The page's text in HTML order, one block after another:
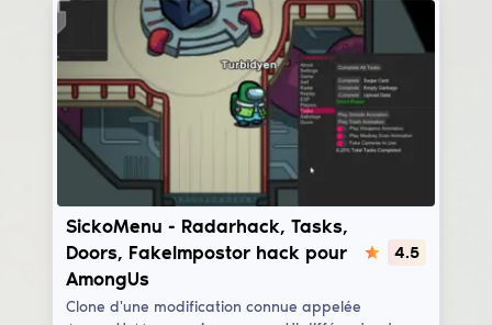
SickoMenu
SickoMenu - Radarhack, Tasks,
Doors, FakeImpostor hack pour
AmongUs
4.5
Clone d'une modification connue appelée